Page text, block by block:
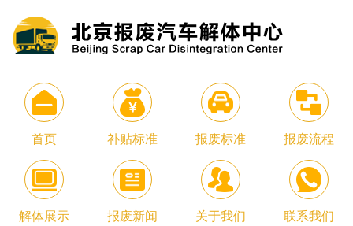
首页 补贴标准 报废标准 报废流程
解体展示 报废新闻 关于我们 联系我们